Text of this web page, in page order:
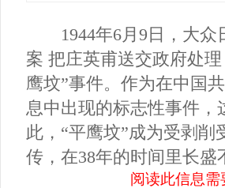
1944年6月9日，大众
案 把庄英甫送交政府处
鹰坟”事件。作为在中国
息中出现的标志性事件，
此，“平鹰坟”成为受剥
传，在38年的时间里
阅读此信息需